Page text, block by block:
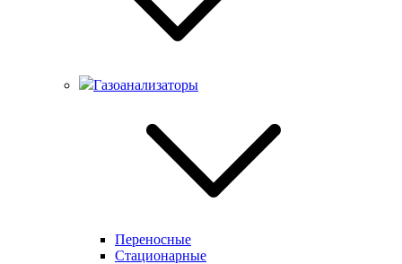
Газоанализаторы
Переносные
Стационарные